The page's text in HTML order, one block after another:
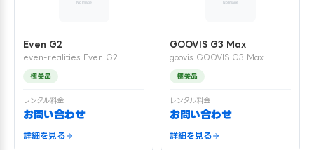
Even G2
even-realities Even G2
極美品
レンタル料金
お問い合わせ
詳細を見る
GOOVIS G3 Max
goovis GOOVIS G3 Max
極美品
レンタル料金
お問い合わせ
詳細を見る